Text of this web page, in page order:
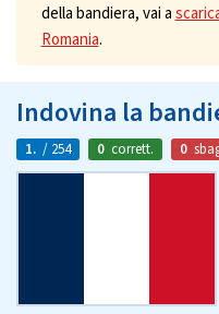
della bandiera, vai a
Romania.
Indovina la
1. / 254 0 corrett. 0